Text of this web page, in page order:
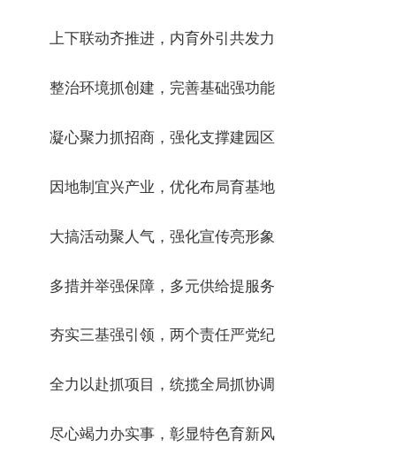
上下联动齐推进，内育外引共发力
整治环境抓创建，完善基础强功能
凝心聚力抓招商，强化支撑建园区
因地制宜兴产业，优化布局育基地
大搞活动聚人气，强化宣传亮形象
多措并举强保障，多元供给提服务
夯实三基强引领，两个责任严党纪
全力以赴抓项目，统揽全局抓协调
尽心竭力办实事，彰显特色育新风